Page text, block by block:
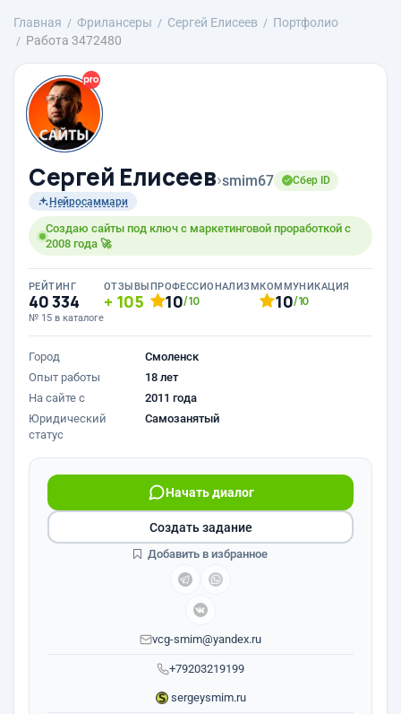
Главная Фрилансеры Сергей Елисеев
Портфолио
Работа 3472480
Сергей Елисеев›smim67
Сбер ID
Нейросаммари
Создаю сайты под ключ с маркетинговой проработкой с
2008 года 🚀
РЕЙТИНГ
40 334
№ 15 в каталоге
ОТЗЫВЫ
105
ПРОФЕССИОНАЛИЗМ
10/10
КОММУНИКАЦИЯ
10/10
Город
Смоленск
Опыт работы
18 лет
На сайте с
2011 года
Юридический
статус
Самозанятый
+79203219199
Начать диалог
vcg-smim@yandex.ru
sergeysmim.ru
Создать задание
Добавить в избранное